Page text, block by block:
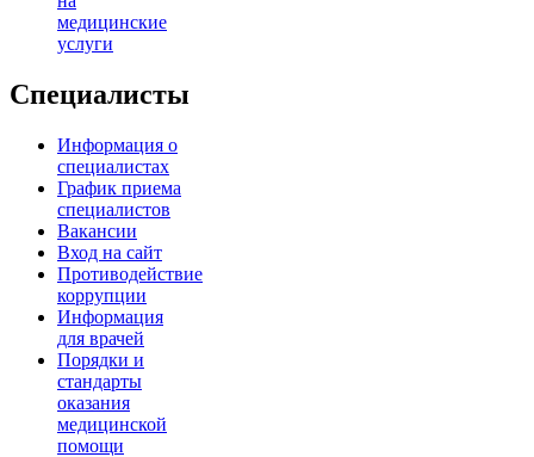
медицинские
услуги
Специалисты
Информация о
специалистах
График приема
специалистов
Вакансии
Вход на сайт
Противодействие
коррупции
Информация
для врачей
Порядки и
стандарты
оказания
медицинской
помощи